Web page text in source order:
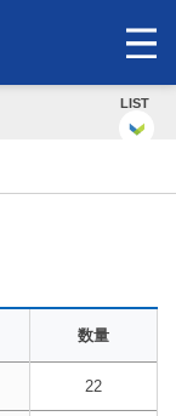
LIST
数量
22